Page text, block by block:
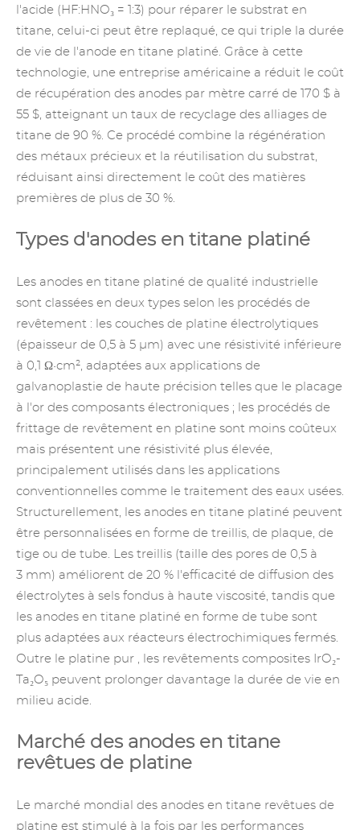
l'acide (HF:HNO₃ = 1:3) pour réparer le substrat en
titane, celui-ci peut être replaqué, ce qui triple la durée
de vie de l'anode en titane platiné. Grâce à cette
technologie, une entreprise américaine a réduit le coût
de récupération des anodes par mètre carré de 170 $ à
55 $, atteignant un taux de recyclage des alliages de
titane de 90 %. Ce procédé combine la régénération
des métaux précieux et la réutilisation du substrat,
réduisant ainsi directement le coût des matières
premières de plus de 30 %.
Types d'anodes en titane platiné
Les anodes en titane platiné de qualité industrielle
sont classées en deux types selon les procédés de
revêtement : les couches de platine électrolytiques
(épaisseur de 0,5 à 5 µm) avec une résistivité inférieure
à 0,1 Ω•cm², adaptées aux applications de
galvanoplastie de haute précision telles que le placage
à l'or des composants électroniques ; les procédés de
frittage de revêtement en platine sont moins coûteux
mais présentent une résistivité plus élevée,
principalement utilisés dans les applications
conventionnelles comme le traitement des eaux usées.
Structurellement, les anodes en titane platiné peuvent
être personnalisées en forme de treillis, de plaque, de
tige ou de tube. Les treillis (taille des pores de 0,5 à
3 mm) améliorent de 20 % l'efficacité de diffusion des
électrolytes à sels fondus à haute viscosité, tandis que
les anodes en titane platiné en forme de tube sont
plus adaptées aux réacteurs électrochimiques fermés.
Outre le platine pur , les revêtements composites IrO₂-
Ta₂O₅ peuvent prolonger davantage la durée de vie en
milieu acide.
Marché des anodes en titane
revêtues de platine
Le marché mondial des anodes en titane revêtues de
platine est stimulé à la fois par les performances